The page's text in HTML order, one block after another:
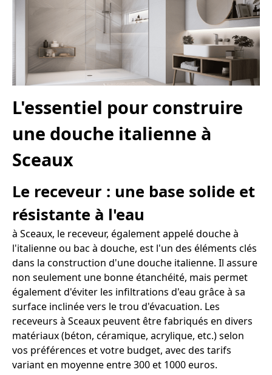
L'essentiel pour construire
une douche italienne à
Sceaux
Le receveur : une base solide et
résistante à l'eau
à Sceaux, le receveur, également appelé douche à
l'italienne ou bac à douche, est l'un des éléments clés
dans la construction d'une douche italienne. Il assure
non seulement une bonne étanchéité, mais permet
également d'éviter les infiltrations d'eau grâce à sa
surface inclinée vers le trou d'évacuation. Les
receveurs à Sceaux peuvent être fabriqués en divers
matériaux (béton, céramique, acrylique, etc.) selon
vos préférences et votre budget, avec des tarifs
variant en moyenne entre 300 et 1000 euros.